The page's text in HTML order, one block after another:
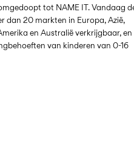
tot NAME IT. Vandaag
dan 20 markten in Europa, Azië,
en Australië verkrijgbaar, en
van kinderen van 0-16